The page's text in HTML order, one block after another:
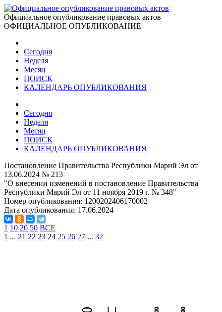
Официальное опубликование правовых актов
ОФИЦИАЛЬНОЕ ОПУБЛИКОВАНИЕ
Сегодня
Неделя
Месяц
ПОИСК
КАЛЕНДАРЬ ОПУБЛИКОВАНИЯ
Сегодня
Неделя
Месяц
ПОИСК
КАЛЕНДАРЬ ОПУБЛИКОВАНИЯ
Постановление Правительства Республики Марий Эл от
13.06.2024 № 213
"О внесении изменений в постановление Правительства
Республики Марий Эл от 11 ноября 2019 г. № 348"
Номер опубликования: 1200202406170002
Дата опубликования: 17.06.2024
1 10 20 50 ВСЕ
1 ... 21 22 23 24 25 26 27 ... 32